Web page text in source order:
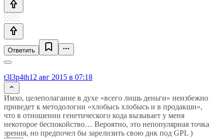
Ответить
t3l3p4th12 авг 2015 в 07:18
Имхо, целеполагание в духе «всего лишь деньги» неизбежно
приведет к методологии «хлобысь хлобысь и в продакшн»,
что в отношении генетического кода вызывает у меня
некоторое беспокойство… Вероятно, это непопулярная точка
зрения, но предпочел бы зарелизить свою днк под GPL )